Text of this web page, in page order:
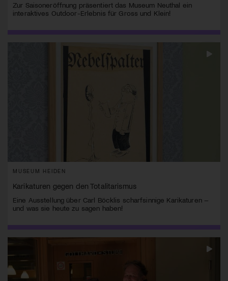
Zur Saisoneröffnung präsentiert das Museum Neuthal ein
interaktives Outdoor-Erlebnis für Gross und Klein!
MUSEUM HEIDEN
Karikaturen gegen den Totalitarismus
Eine Ausstellung über Carl Böcklis scharfsinnige Karikaturen –
und was sie heute zu sagen haben!